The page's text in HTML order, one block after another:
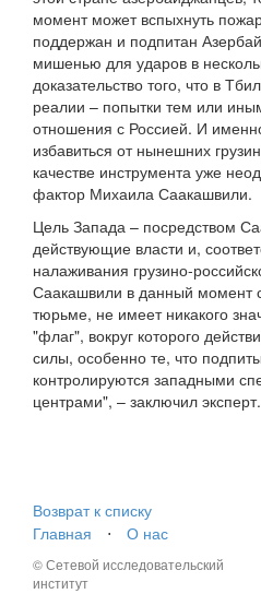
момент может вспыхнуть
поддержан и подпитан
мишенью для ударов в
доказательство того, что в
реалии – попытки тем или
отношения с Россией. И
избавиться от нынешних
качестве инструмента уже
фактор Михаила Саакашвили.
Цель Запада – посредством
действующие власти и,
налаживания грузино-
Саакашвили в данный момент
тюрьме, не имеет никакого
"флаг", вокруг которого
силы, особенно те, что
контролируются западными
центрами", – заключил эксперт.
Возврат к списку
Главная
⋅ О нас
© Сетевой исследовательский
институт